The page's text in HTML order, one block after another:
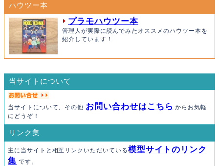
ハウツー本
プラモハウツー本
管理人が実際に読んでみたオススメのハウツー本を
紹介しています！
当サイトについて
当サイトについて、その他 お問い合わせはこちら からお気軽
にどうぞ！
リンク集
主に当サイトと相互リンクいただいている模型サイトのリンク
集 です。